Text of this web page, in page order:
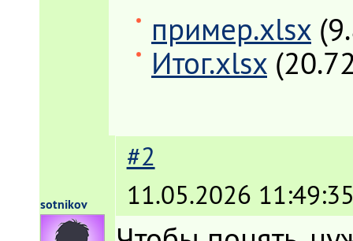
пример.xlsx
Итог.xlsx
sotnikov
#2
11.05.2026